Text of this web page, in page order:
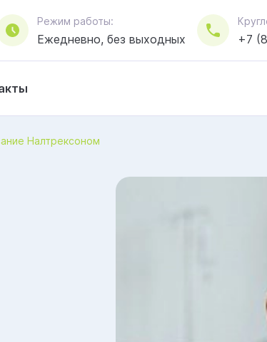
Режим работы:
Ежедневно, без выходных +7
Налтрексоном